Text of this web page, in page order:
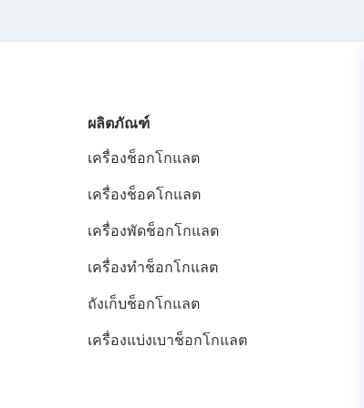
ผลิตภัณฑ์
เครื่องช็อกโกแลต
เครื่องช็อคโกแลต
เครื่องพัดช็อกโกแลต
เครื่องทําช็อกโกแลต
ถังเก็บช็อกโกแลต
เครื่องแบ่งเบาช็อกโกแลต